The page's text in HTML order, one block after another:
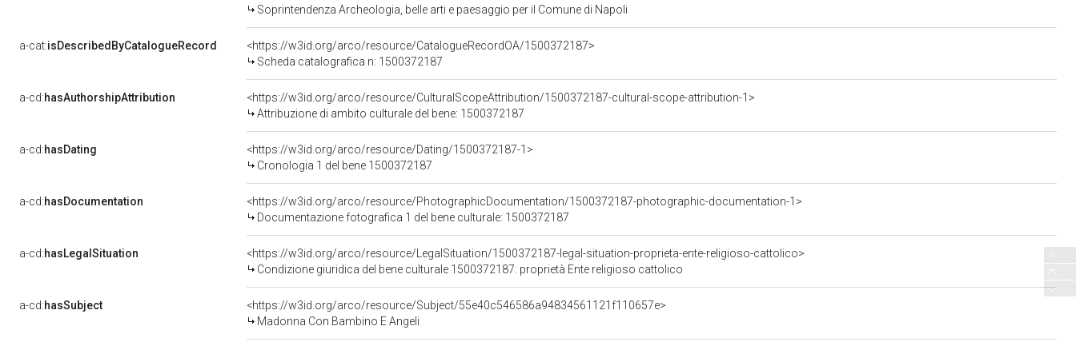
Soprintendenza Archeologia, belle arti e paesaggio per il Comune di Napoli
a-cat:isDescribedByCatalogueRecord
<https://w3id.org/arco/resource/CatalogueRecordOA/1500372187>
Scheda catalografica n: 1500372187
a-cd:hasAuthorshipAttribution
<https://w3id.org/arco/resource/CulturalScopeAttribution/1500372187-cultural-scope-attribution-1>
Attribuzione di ambito culturale del bene: 1500372187
a-cd:hasDating
<https://w3id.org/arco/resource/Dating/1500372187-1>
Cronologia 1 del bene 1500372187
a-cd:hasDocumentation
<https://w3id.org/arco/resource/PhotographicDocumentation/1500372187-photographic-documentation-1>
Documentazione fotografica 1 del bene culturale: 1500372187
a-cd:hasLegalSituation
<https://w3id.org/arco/resource/LegalSituation/1500372187-legal-situation-proprieta-ente-religioso-cattolico>
Condizione giuridica del bene culturale 1500372187: proprietà Ente religioso cattolico
a-cd:hasSubject
<https://w3id.org/arco/resource/Subject/55e40c546586a94834561121f110657e>
Madonna Con Bambino E Angeli